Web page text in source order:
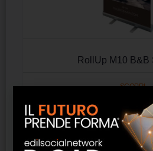
RollUp M10 B&B
SCOPRI